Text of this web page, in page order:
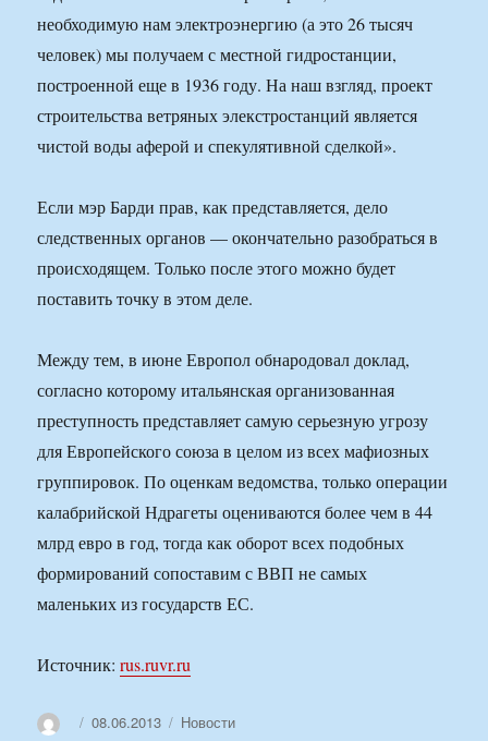
необходимую нам электроэнергию (а это 26 тысяч
человек) мы получаем с местной гидростанции,
построенной еще в 1936 году. На наш взгляд, проект
строительства ветряных элекстростанций является
чистой воды аферой и спекулятивной сделкой».
Если мэр Барди прав, как представляется, дело
следственных органов — окончательно разобраться в
происходящем. Только после этого можно будет
поставить точку в этом деле.
Между тем, в июне Европол обнародовал доклад,
согласно которому итальянская организованная
преступность представляет самую серьезную угрозу
для Европейского союза в целом из всех мафиозных
группировок. По оценкам ведомства, только операции
калабрийской Ндрагеты оцениваются более чем в 44
млрд евро в год, тогда как оборот всех подобных
формирований сопоставим с ВВП не самых
маленьких из государств ЕС.
Источник:rus.ruvr.ru
АвторОпубликовано
08.06.2013 Рубрики
Новости